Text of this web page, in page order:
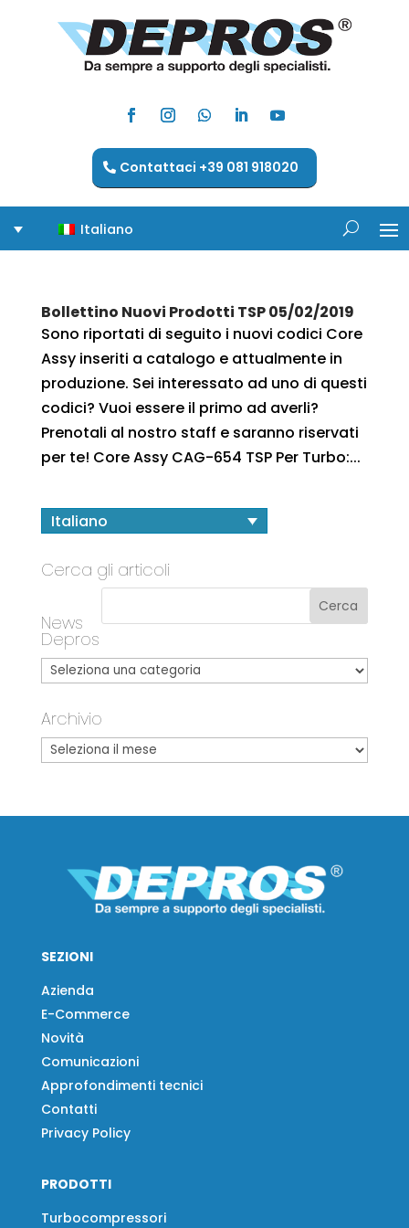
Contattaci +39 081 918020
Italiano
Bollettino Nuovi Prodotti TSP 05/02/2019
Sono riportati di seguito i nuovi codici Core
Assy inseriti a catalogo e attualmente in
produzione. Sei interessato ad uno di questi
codici? Vuoi essere il primo ad averli?
Prenotali al nostro staff e saranno riservati
per te! Core Assy CAG-654 TSP Per Turbo:...
Italiano
Cerca gli articoli
News
Depros
Archivio
SEZIONI
Azienda
E-Commerce
Novità
Comunicazioni
Approfondimenti tecnici
Contatti
Privacy Policy
PRODOTTI
Turbocompressori